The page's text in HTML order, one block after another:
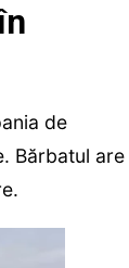
de
Bărbatul are